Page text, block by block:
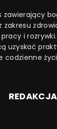
zawierający
i
uzyskać
codzienne
REDAKCJA